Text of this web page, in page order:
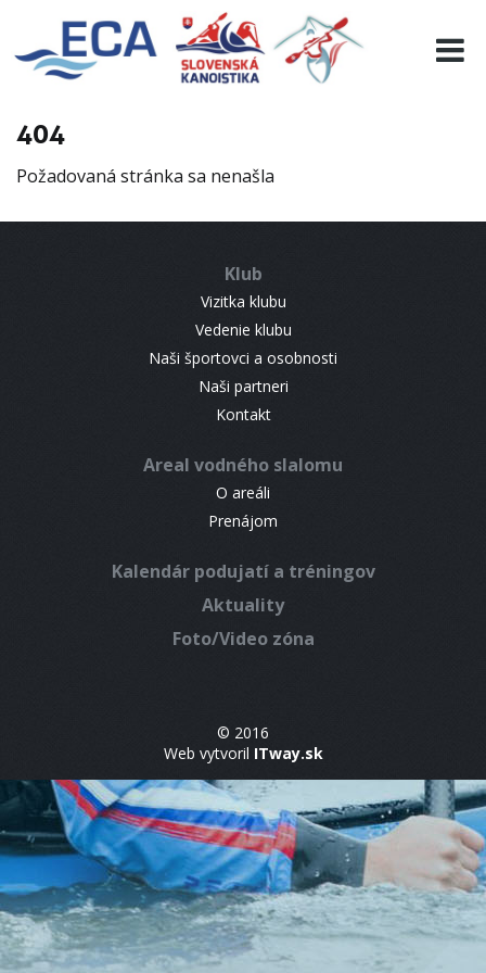
404
Požadovaná stránka sa nenašla
Klub
Vizitka klubu
Vedenie klubu
Naši športovci a osobnosti
Naši partneri
Kontakt
Areal vodného slalomu
O areáli
Prenájom
Kalendár podujatí a tréningov
Aktuality
Foto/Video zóna
© 2016
Web vytvoril ITway.sk
EURO 19
INFO
RESULTS
CONTACT